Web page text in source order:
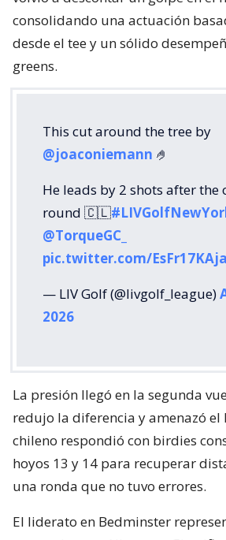
consolidando una actuación
desde el tee y un sólido
greens.
This cut around the tree by
@joaconiemann 🤌
He leads by 2 shots after the
round 🇨🇱
@TorqueGC_
pic.twitter.com/EsFr17KAja
— LIV Golf (@livgolf_league)
2026
La presión llegó en la segunda
redujo la diferencia y amenazó
chileno respondió con birdies
hoyos 13 y 14 para recuperar
una ronda que no tuvo errores.
El liderato en Bedminster